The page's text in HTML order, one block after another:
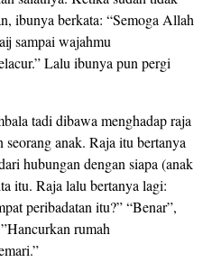
ibunya berkata: “Semoga Allah
sampai wajahmu
Lalu ibunya pun pergi
tadi dibawa menghadap raja
anak. Raja itu bertanya
hubungan dengan siapa (anak
itu. Raja lalu bertanya lagi:
peribadatan itu?” “Benar”,
rumah